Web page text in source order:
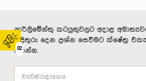
02
පාර්ලිමේන්තු කටයුතුවලට අදාළ
පිළිතුරු දෙන ප්‍රශ්න සෙවීමට ක්ෂේත්‍ර
කරන්න.
ව්‍යවස්ථාදායකය